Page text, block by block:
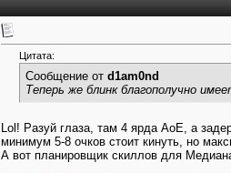
Цитата:
Сообщение от d1am0nd
Теперь же блинк благополучно
Lol! Разуй глаза, там 4 ярда АоЕ, а
минимум 5-8 очков стоит кинуть, но
А вот планировщик скиллов для